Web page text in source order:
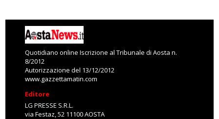
Quotidiano online Iscrizione al Tribunale di Aosta n.
8/2012
Autorizzazione del 13/12/2012
www.gazzettamatin.com
Editore
LG PRESSE S.R.L.
via Festaz, 52 11100 AOSTA